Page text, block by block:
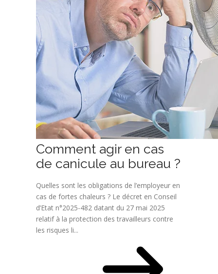
Comment agir en cas
de canicule au bureau ?
Quelles sont les obligations de l’employeur en
cas de fortes chaleurs ? Le décret en Conseil
d’Etat n°2025-482 datant du 27 mai 2025
relatif à la protection des travailleurs contre
les risques li...